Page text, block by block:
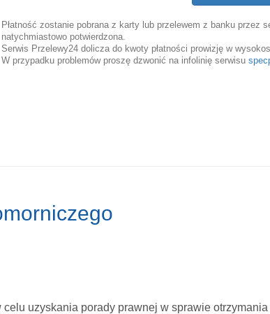
Płatność zostanie pobrana z karty lub przelewem z banku przez
natychmiastowo potwierdzona.
Serwis Przelewy24 dolicza do kwoty płatności prowizję w
W przypadku problemów proszę dzwonić na infolinię serwisu
uzyskania porady prawnej w sprawie